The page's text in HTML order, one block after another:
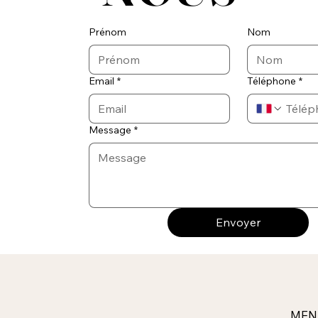
Prénom Nom
Email * Téléphone *
Message *
Envoyer